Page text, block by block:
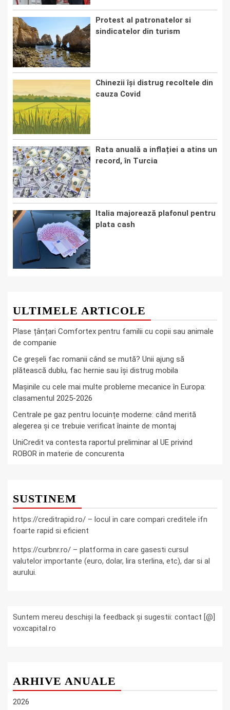
Protest al patronatelor si
sindicatelor din turism
Chinezii își distrug recoltele din
cauza Covid
Rata anuală a inflației a atins un
record, în Turcia
Italia majorează plafonul pentru
plata cash
ULTIMELE ARTICOLE
Plase țânțari Comfortex pentru familii cu copii sau animale
de companie
Ce greşeli fac romanii când se mută? Unii ajung să
plătească dublu, fac hernie sau îşi distrug mobila
Mașinile cu cele mai multe probleme mecanice în Europa:
clasamentul 2025-2026
Centrale pe gaz pentru locuințe moderne: când merită
alegerea și ce trebuie verificat înainte de montaj
UniCredit va contesta raportul preliminar al UE privind
ROBOR in materie de concurenta
SUSTINEM
https://creditrapid.ro/ – locul in care compari creditele ifn
foarte rapid si eficient
https://curbnr.ro/ – platforma in care gasesti cursul
valutelor importante (euro, dolar, lira sterlina, etc), dar si al
aurului.
Suntem mereu deschiși la feedback și sugestii: contact [@]
voxcapital.ro
ARHIVE ANUALE
2026